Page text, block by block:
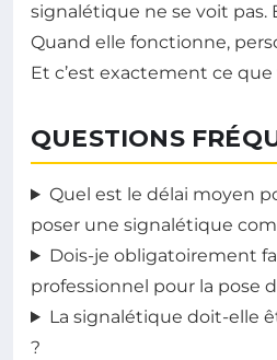
signalétique ne se voit pas.
Quand elle fonctionne,
Et c’est exactement ce que
QUESTIONS
Quel est le délai moyen
poser une signalétique
Dois-je obligatoirement
professionnel pour la pose
La signalétique doit-elle
?